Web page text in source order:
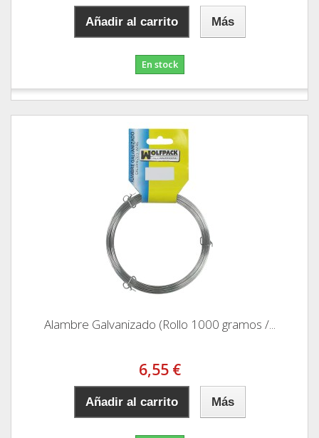
Añadir al carrito Más
En stock
Alambre Galvanizado (Rollo 1000 gramos /...
6,55 €
Añadir al carrito Más